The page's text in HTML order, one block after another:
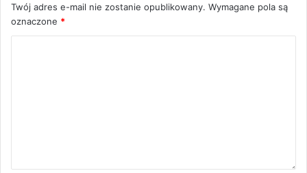
Twój adres e-mail nie zostanie opublikowany. Wymagane pola są
oznaczone *